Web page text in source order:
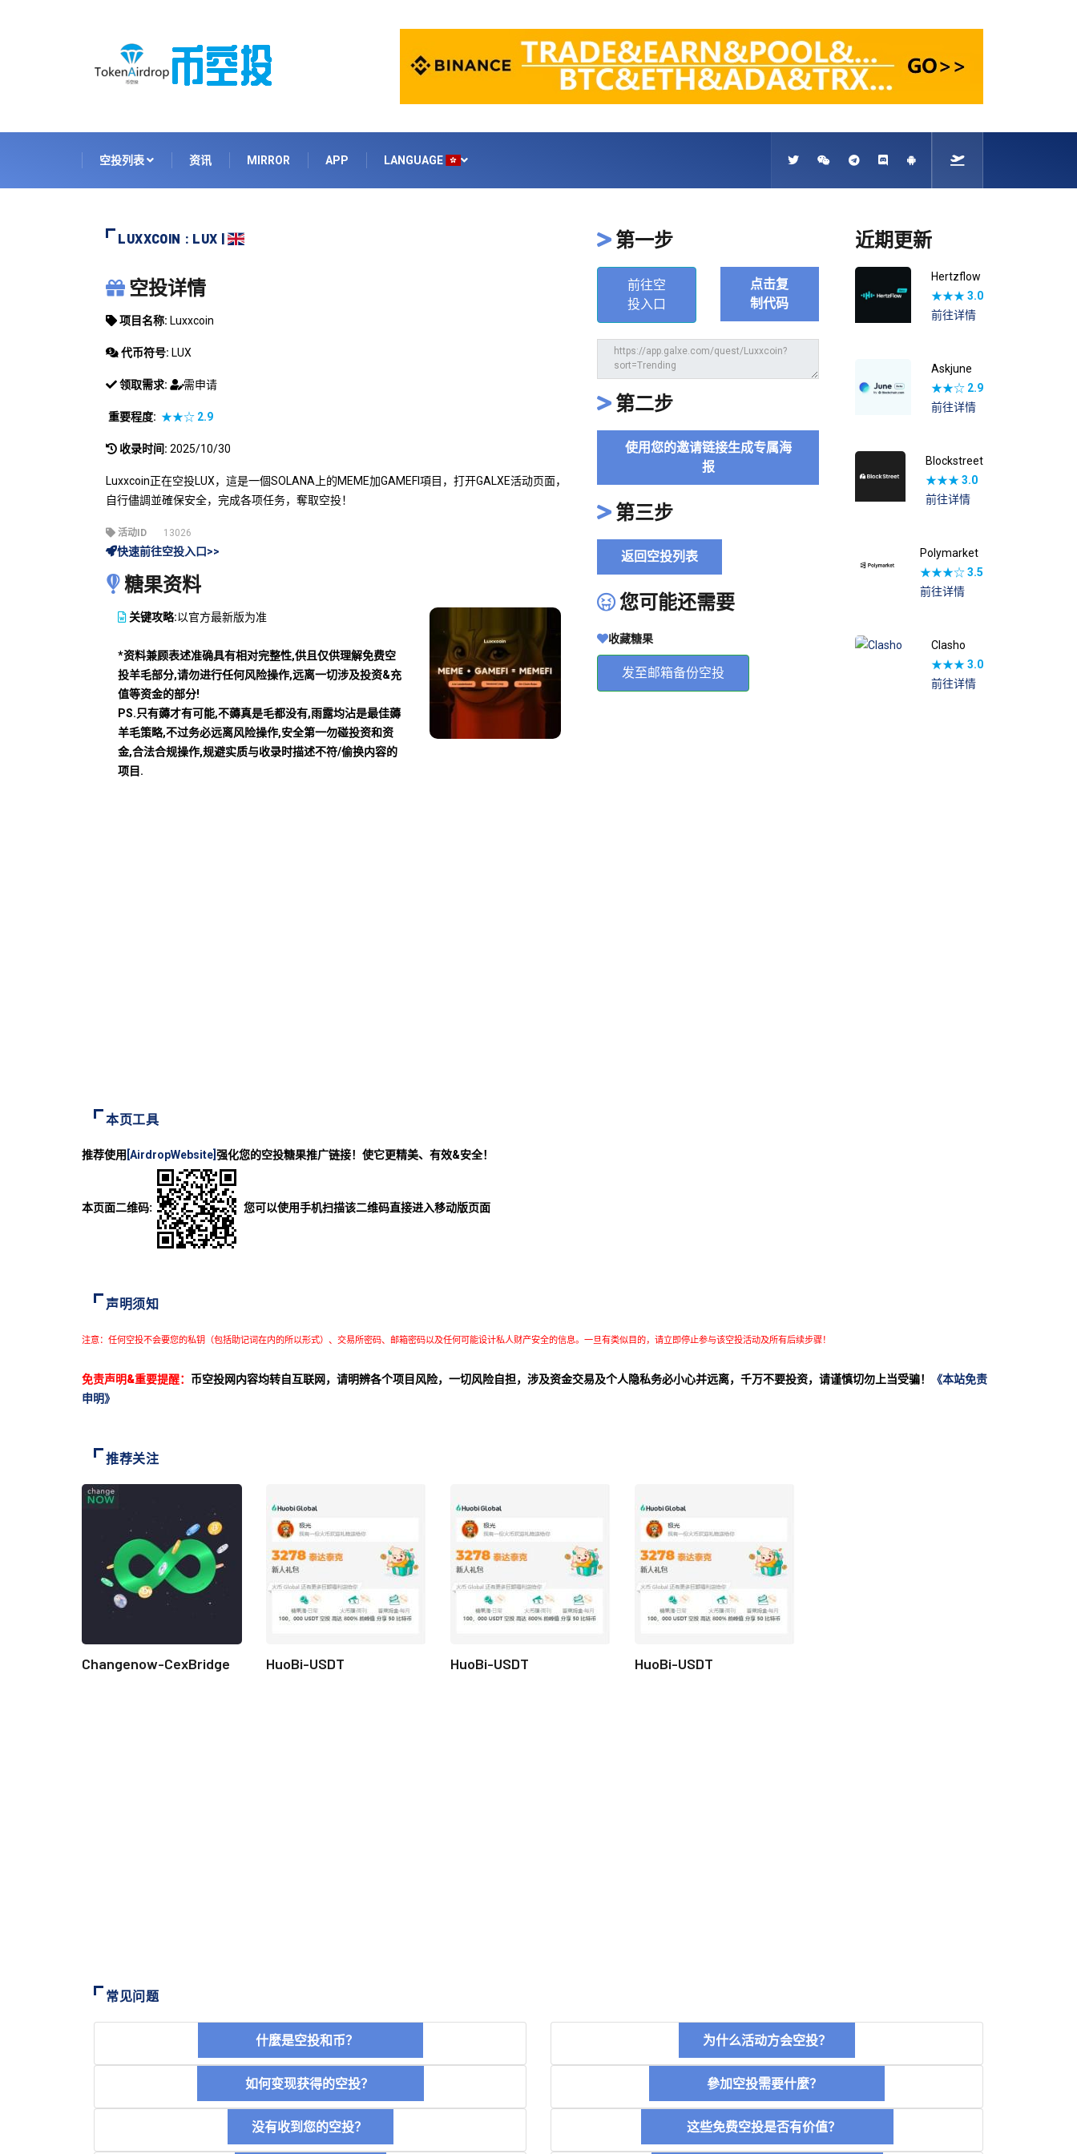
空投列表 资讯 MIRROR APP LANGUAGE
LUXXCOIN : LUX |
LUXXCOIN
空投详情
项目名称: Luxxcoin
代币符号: LUX
领取需求: 需申请
重要程度: ★★☆ 2.9
收录时间: 2025/10/30
Luxxcoin正在空投LUX，這是一個SOLANA上的MEME加GAMEFI項目，打开GALXE活动页面，
自行儘調並確保安全，完成各项任务，奪取空投！
活动ID 13026
快速前往空投入口>>
糖果资料
关键攻略:以官方最新版为准
*资料兼顾表述准确具有相对完整性,供且仅供理解免费空
投羊毛部分,请勿进行任何风险操作,远离一切涉及投资&充
值等资金的部分!
PS.只有薅才有可能,不薅真是毛都没有,雨露均沾是最佳薅
羊毛策略,不过务必远离风险操作,安全第一勿碰投资和资
金,合法合规操作,规避实质与收录时描述不符/偷换内容的
项目.
第一步
前往空
投入口
点击复
制代码
第二步
使用您的邀请链接生成专属海
报
第三步
返回空投列表
您可能还需要
收藏糖果
发至邮箱备份空投
近期更新
Hertzflow
★★★3.0
前往详情
Askjune
★★☆ 2.9
前往详情
Blockstreet
★★★3.0
前往详情
Polymarket
★★★☆3.5
前往详情
Clasho
★★★3.0
前往详情
本页工具
推荐使用 [AirdropWebsite] 强化您的空投糖果推广链接！使它更精美、有效&安全！
本页面二维码: 您可以使用手机扫描该二维码直接进入移动版页面
声明须知
注意：任何空投不会要您的私钥（包括助记词在内的所以形式）、交易所密码、邮箱密码以及任何可能设计私人财产安全的信息。一旦有类似目的，请立即停止参与该空投活动及所有后续步骤！
免责声明&重要提醒： 币空投网内容均转自互联网，请明辨各个项目风险，一切风险自担，涉及资金交易及个人隐私务必小心并远离，千万不要投资，请谨慎切勿上当受骗！
《本站免责
申明》
推荐关注
Changenow-CexBridge HuoBi-USDT HuoBi-USDT HuoBi-USDT
常见问题
什麼是空投和币？ 为什么活动方会空投？
如何变现获得的空投？ 參加空投需要什麼？
没有收到您的空投？ 这些免费空投是否有价值？